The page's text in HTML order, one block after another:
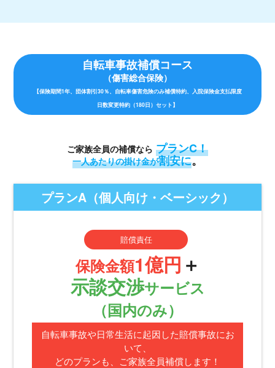
自転車事故補償コース
（傷害総合保険）
【保険期間1年、団体割引30％、自転車傷害危険のみ補償特約、入院保険金支払限度
日数変更特約（180日）セット】
ご家族全員の補償なら プランC！
一人あたりの掛け金が割安に。
プランA （個人向け・ベーシック）
賠償責任
保険金額1億円 ＋
示談交渉サービス
（国内のみ）
自転車事故や日常生活に起因した賠償事故にお
いて、
どのプランも、ご家族全員補償します！